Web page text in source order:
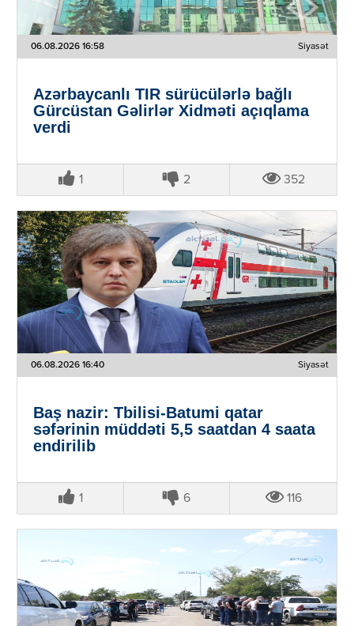
06.08.2026 16:58 Siyasət
Azərbaycanlı TIR sürücülərlə bağlı
Gürcüstan Gəlirlər Xidməti açıqlama
verdi
1 2 352
06.08.2026 16:40 Siyasət
Baş nazir: Tbilisi-Batumi qatar
səfərinin müddəti 5,5 saatdan 4 saata
endirilib
1 6 116